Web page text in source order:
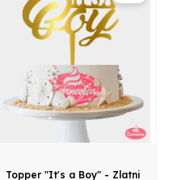
Topper "It's a Boy" - Zlatni